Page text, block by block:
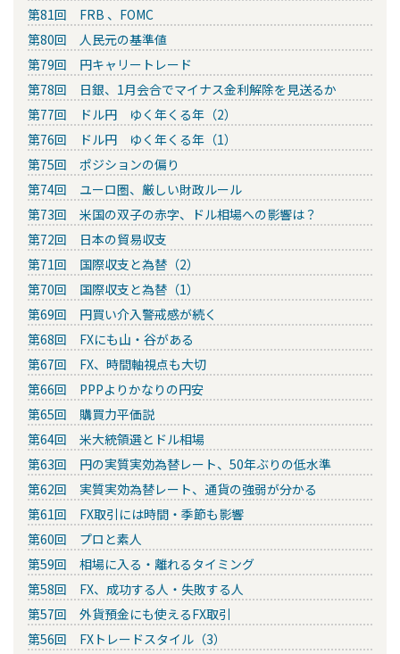
第81回 FRB 、FOMC
第80回 人民元の基準値
第79回 円キャリートレード
第78回 日銀、1月会合でマイナス金利解除を見送るか
第77回 ドル円 ゆく年くる年（2）
第76回 ドル円 ゆく年くる年（1）
第75回 ポジションの偏り
第74回 ユーロ圏、厳しい財政ルール
第73回 米国の双子の赤字、ドル相場への影響は？
第72回 日本の貿易収支
第71回 国際収支と為替（2）
第70回 国際収支と為替（1）
第69回 円買い介入警戒感が続く
第68回 FXにも山・谷がある
第67回 FX、時間軸視点も大切
第66回 PPPよりかなりの円安
第65回 購買力平価説
第64回 米大統領選とドル相場
第63回 円の実質実効為替レート、50年ぶりの低水準
第62回 実質実効為替レート、通貨の強弱が分かる
第61回 FX取引には時間・季節も影響
第60回 プロと素人
第59回 相場に入る・離れるタイミング
第58回 FX、成功する人・失敗する人
第57回 外貨預金にも使えるFX取引
第56回 FXトレードスタイル（3）